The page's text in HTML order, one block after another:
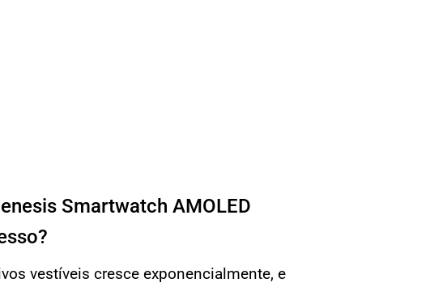
Smartwatch AMOLED
vestíveis cresce exponencialmente, e